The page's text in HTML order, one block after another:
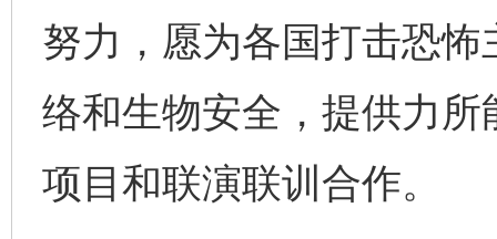
努力，愿为各国打击恐
络和生物安全，提供力
项目和联演联训合作。